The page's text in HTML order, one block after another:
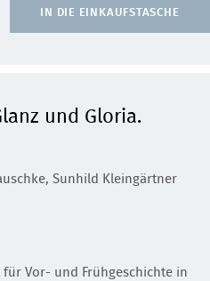
IN DIE EINKAUFSTASCHE
und Gloria.
Sunhild Kleingärtner
Vor- und Frühgeschichte in